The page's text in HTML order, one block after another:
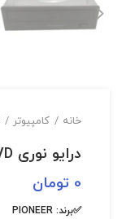
خانه کامپیوتر
درایو نوری DVD اینترنال پایونیر DVR-219CHV
0 تومان
✅برند: PIONEER